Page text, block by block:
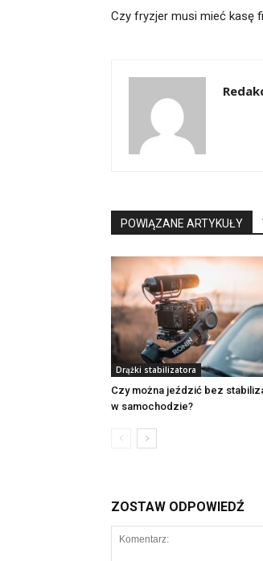
Czy fryzjer musi mieć kasę
POWIĄZANE ARTYKUŁY
Drążki stabilizatora
Czy można jeździć bez
w samochodzie?
ZOSTAW ODPOWIEDŹ